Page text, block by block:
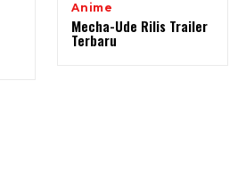
Anime
Mecha-Ude Rilis Trailer
Terbaru